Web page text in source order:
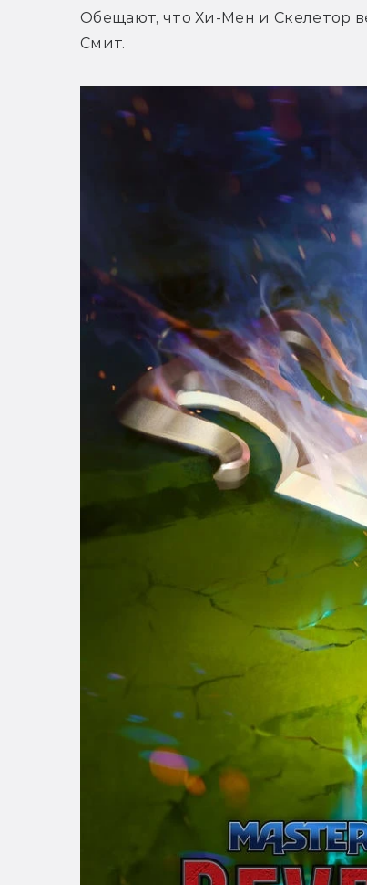
Обещают, что Хи-Мен и Скелетор
Смит.